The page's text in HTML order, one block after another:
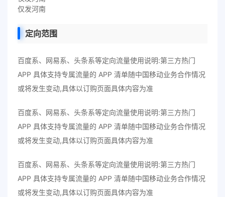
仅发河南
定向范围
百度系、网易系、头条系等定向流量使用说明:第三方热门
APP 具体支持专属流量的 APP 清单随中国移动业务合作情况
或将发生变动,具体以订购页面具体内容为准
百度系、网易系、头条系等定向流量使用说明:第三方热门
APP 具体支持专属流量的 APP 清单随中国移动业务合作情况
或将发生变动,具体以订购页面具体内容为准
百度系、网易系、头条系等定向流量使用说明:第三方热门
APP 具体支持专属流量的 APP 清单随中国移动业务合作情况
或将发生变动,具体以订购页面具体内容为准